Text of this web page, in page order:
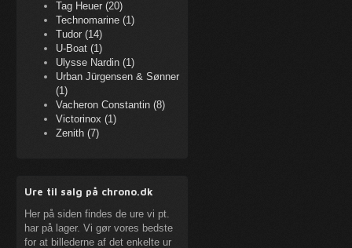
Tag Heuer (20)
Technomarine (1)
Tudor (14)
U-Boat (1)
Ulysse Nardin (1)
Urban Jürgensen & Sønner
(1)
Vacheron Constantin (8)
Victorinox (1)
Zenith (7)
Ure til salg på chrono.dk
Her på siden findes de ure vi pt.
har på lager. Vi gør vores bedste
for at billederne af det enkelte ur